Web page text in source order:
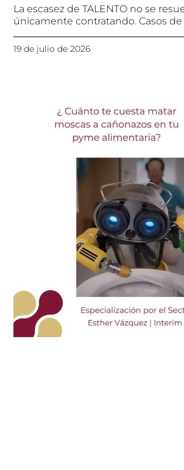
La escasez de TALENTO no se
únicamente contratando. Casos de
19 de julio de 2026